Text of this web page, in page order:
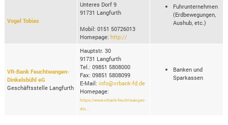
Vogel Tobias
Unteres Dorf 9
91731 Langfurth
Mobil: 0151 50726013
Homepage:http://
Fuhrunternehmen
(Erdbewegungen,
Aushub, etc.)
VR-Bank Feuchtwangen-
Dinkelsbühl eG
Geschäftsstelle Langfurth
Hauptstr. 30
91731 Langfurth
Tel.: 09851 5808000
Fax: 09851 5808099
E-Mail:info@vrbank-fd.de
Homepage:
https://www.vrbank-feuchtwangen-
din...
Banken und
Sparkassen